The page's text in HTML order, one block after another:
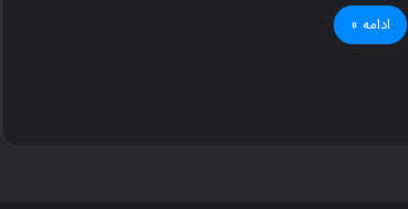
ادامه »